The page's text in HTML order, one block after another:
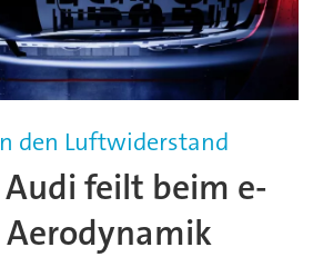
den Luftwiderstand
feilt beim e-